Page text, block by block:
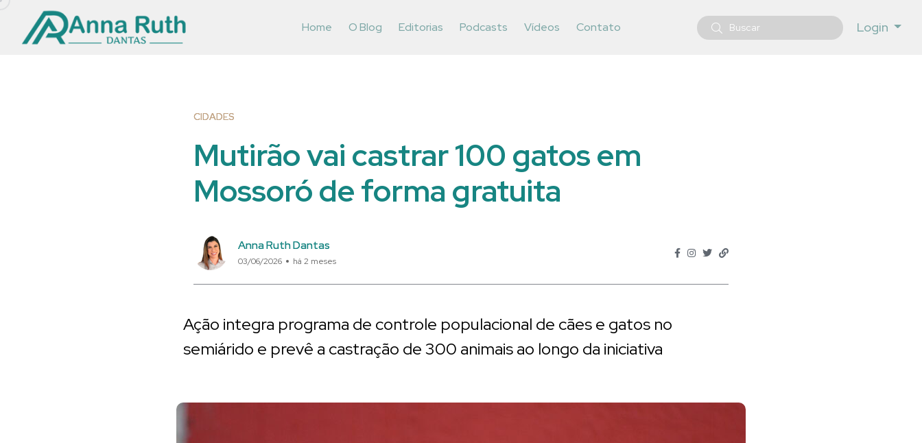
Home O Blog Editorias Podcasts Vídeos Contato Login
CIDADES
Mutirão vai castrar 100 gatos em
Mossoró de forma gratuita
Anna Ruth Dantas
03/06/2026 há 2 meses
Ação integra programa de controle populacional de cães e gatos no
semiárido e prevê a castração de 300 animais ao longo da iniciativa